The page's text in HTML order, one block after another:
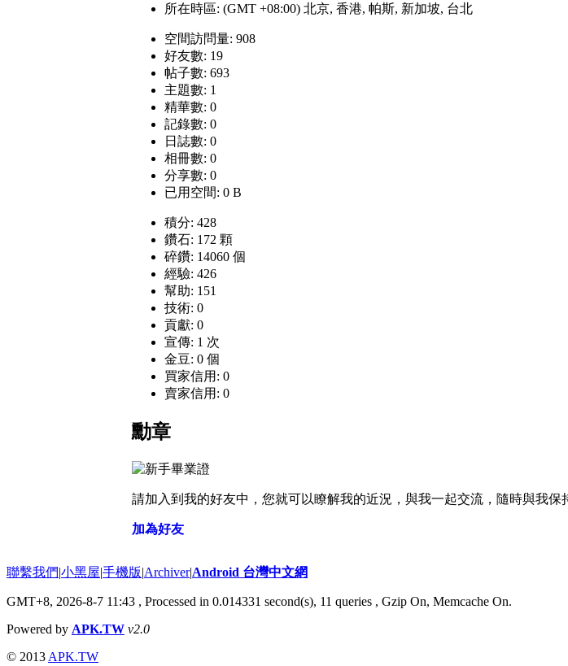
所在時區: (GMT +08:00) 北京, 香港, 帕斯, 新加坡, 台北
空間訪問量: 908
好友數: 19
帖子數: 693
主題數: 1
精華數: 0
記錄數: 0
日誌數: 0
相冊數: 0
分享數: 0
已用空間: 0 B
積分: 428
鑽石: 172 顆
碎鑽: 14060 個
經驗: 426
幫助: 151
技術: 0
貢獻: 0
宣傳: 1 次
金豆: 0 個
買家信用: 0
賣家信用: 0
勳章
請加入到我的好友中，您就可以瞭解我的近況，與我一起交流，隨時與我保
加為好友
聯繫我們|小黑屋|手機版|Archiver|Android 台灣中文網
GMT+8, 2026-8-7 11:43 , Processed in 0.014331 second(s), 11 queries , Gzip On, Memcache On.
Powered by APK.TW v2.0
© 2013 APK.TW